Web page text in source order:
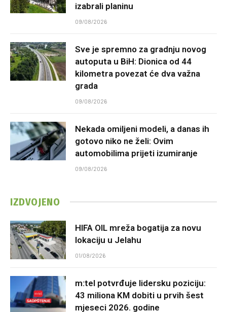
izabrali planinu
09/08/2026
Sve je spremno za gradnju novog
autoputa u BiH: Dionica od 44
kilometra povezat će dva važna
grada
09/08/2026
Nekada omiljeni modeli, a danas ih
gotovo niko ne želi: Ovim
automobilima prijeti izumiranje
09/08/2026
IZDVOJENO
HIFA OIL mreža bogatija za novu
lokaciju u Jelahu
01/08/2026
m:tel potvrđuje lidersku poziciju:
43 miliona KM dobiti u prvih šest
mjeseci 2026. godine